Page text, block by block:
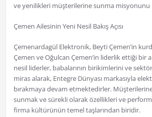
ve yenilikleri müşterilerine sunma misyonunu
Çemen Ailesinin Yeni Nesil Bakış Açısı
Çemenardagül Elektronik, Beyti Çemen’in
Çemen ve Oğulcan Çemen’in liderlik ettiği bir
nesil liderler, babalarının birikimlerini ve
miras alarak, Entegre Dünyası markasıyla
bırakmaya devam etmektedirler.
sunmak ve sürekli olarak özellikleri ve
firma kültürünün temel taşlarından biridir.